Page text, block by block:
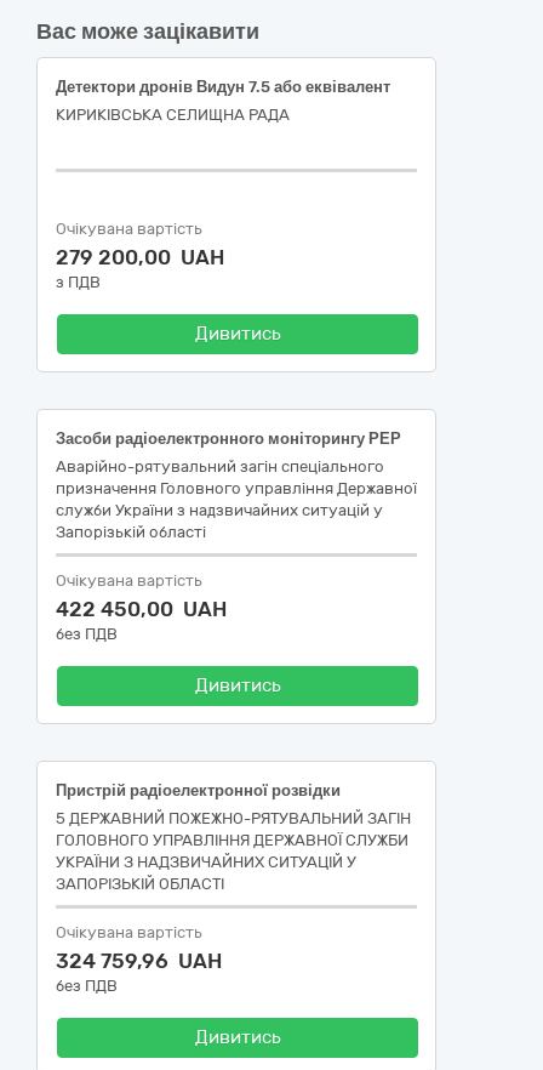
Вас може зацікавити
Детектори дронів Видун 7.5 або еквівалент
КИРИКІВСЬКА СЕЛИЩНА РАДА
Очікувана вартість
279 200,00 UAH
з ПДВ
Дивитись
Засоби радіоелектронного моніторингу РЕР
Аварійно-рятувальний загін спеціального
призначення Головного управління Державної
служби України з надзвичайних ситуацій у
Запорізькій області
Очікувана вартість
422 450,00 UAH
без ПДВ
Дивитись
Пристрій радіоелектронної розвідки
5 ДЕРЖАВНИЙ ПОЖЕЖНО-РЯТУВАЛЬНИЙ ЗАГІН
ГОЛОВНОГО УПРАВЛІННЯ ДЕРЖАВНОЇ СЛУЖБИ
УКРАЇНИ З НАДЗВИЧАЙНИХ СИТУАЦІЙ У
ЗАПОРІЗЬКІЙ ОБЛАСТІ
Очікувана вартість
324 759,96 UAH
без ПДВ
Дивитись